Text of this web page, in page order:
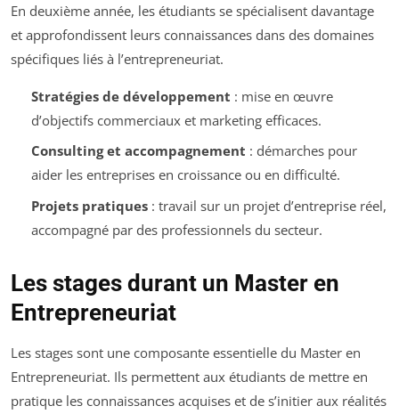
En deuxième année, les étudiants se spécialisent davantage
et approfondissent leurs connaissances dans des domaines
spécifiques liés à l’entrepreneuriat.
Stratégies de développement : mise en œuvre
d’objectifs commerciaux et marketing efficaces.
Consulting et accompagnement : démarches pour
aider les entreprises en croissance ou en difficulté.
Projets pratiques: travail sur un projet d’entreprise réel,
accompagné par des professionnels du secteur.
Les stages durant un Master en
Entrepreneuriat
Les stages sont une composante essentielle du Master en
Entrepreneuriat. Ils permettent aux étudiants de mettre en
pratique les connaissances acquises et de s’initier aux réalités